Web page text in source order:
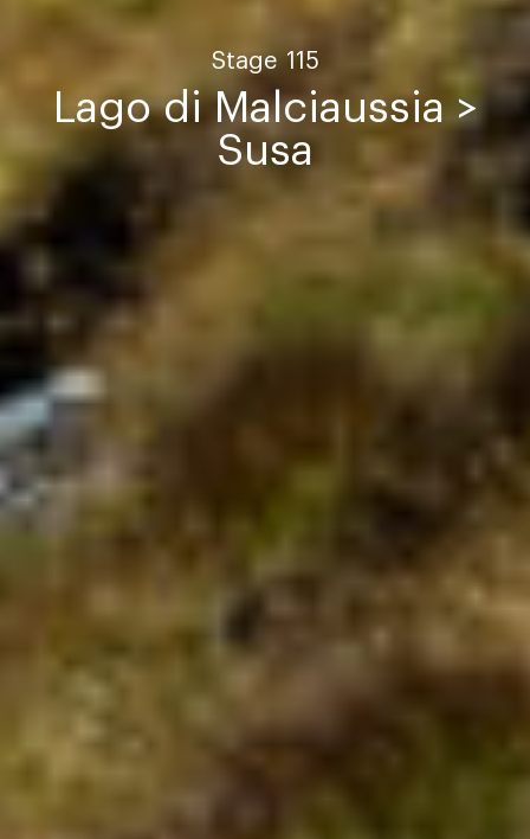
Stage 115
Lago di Malciaussia >
Susa